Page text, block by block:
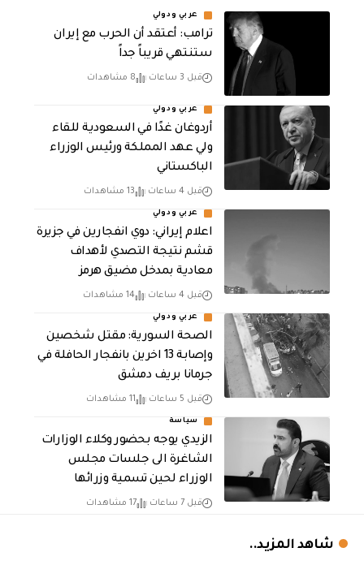
عربي ودولي
‏ترامب: أعتقد أن الحرب مع إيران
ستنتهي قريباً جداً
قبل 3 ساعات 8 مشاهدات
عربي ودولي
أردوغان غدًا في السعودية للقاء
ولي عهد المملكة ورئيس الوزراء
الباكستاني
قبل 4 ساعات 13 مشاهدات
عربي ودولي
اعلام إيراني: دوي انفجارين في جزيرة
قشم نتيجة التصدي لأهداف
معادية بمدخل مضيق هرمز
قبل 4 ساعات 14 مشاهدات
عربي ودولي
الصحة السورية: مقتل شخصين
وإصابة 13 اخرين بانفجار الحافلة في
جرمانا بريف دمشق
قبل 5 ساعات 11 مشاهدات
سياسة
الزيدي يوجه بحضور وكلاء الوزارات
الشاغرة الى جلسات مجلس
الوزراء لحين تسمية وزرائها
قبل 7 ساعات 17 مشاهدات
شاهد المزيد..